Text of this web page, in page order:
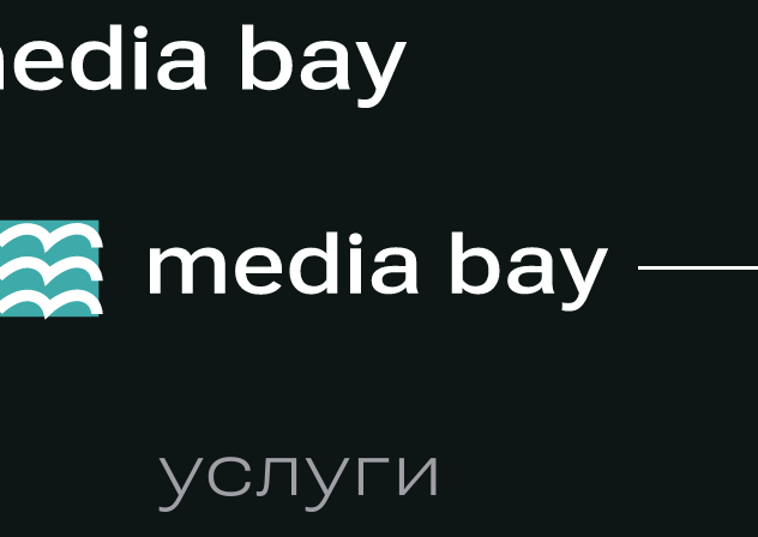
услуги